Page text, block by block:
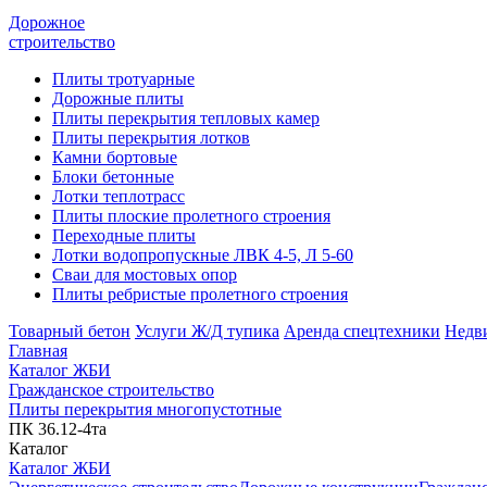
Дорожное
строительство
Плиты тротуарные
Дорожные плиты
Плиты перекрытия тепловых камер
Плиты перекрытия лотков
Камни бортовые
Блоки бетонные
Лотки теплотрасс
Плиты плоские пролетного строения
Переходные плиты
Лотки водопропускные ЛВК 4-5, Л 5-60
Сваи для мостовых опор
Плиты ребристые пролетного строения
Товарный бетон Услуги Ж/Д тупика Аренда спецтехники
Главная
Каталог ЖБИ
Гражданское строительство
Плиты перекрытия многопустотные
ПК 36.12-4та
Каталог
Каталог ЖБИ